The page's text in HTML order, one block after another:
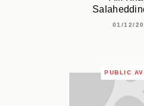
01/12/
PUBLIC